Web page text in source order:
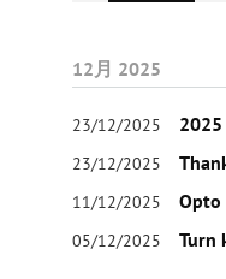
12月 2025
23/12/2025
23/12/2025
11/12/2025 Opto
05/12/2025 Turn